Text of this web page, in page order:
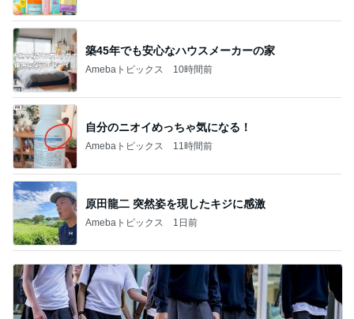
築45年でも安心なハウスメーカーの家
Amebaトピックス 10時間前
自分のニオイめっちゃ気になる！
Amebaトピックス 11時間前
原田龍二 突然姿を現したキジに感激
Amebaトピックス 1日前